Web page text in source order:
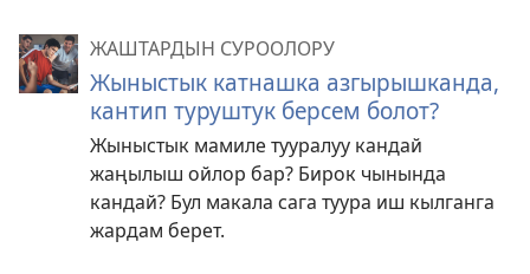
ЖАШТАРДЫН СУРООЛОРУ
Жыныстык катнашка азгырышканда,
кантип туруштук берсем болот?
Жыныстык мамиле тууралуу кандай
жаңылыш ойлор бар? Бирок чынында
кандай? Бул макала сага туура иш кылганга
жардам берет.